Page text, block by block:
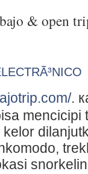
& open
.